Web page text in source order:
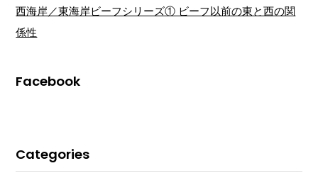
西海岸／東海岸ビーフシリーズ① ビーフ以前の東と西の関
係性
Facebook
Categories